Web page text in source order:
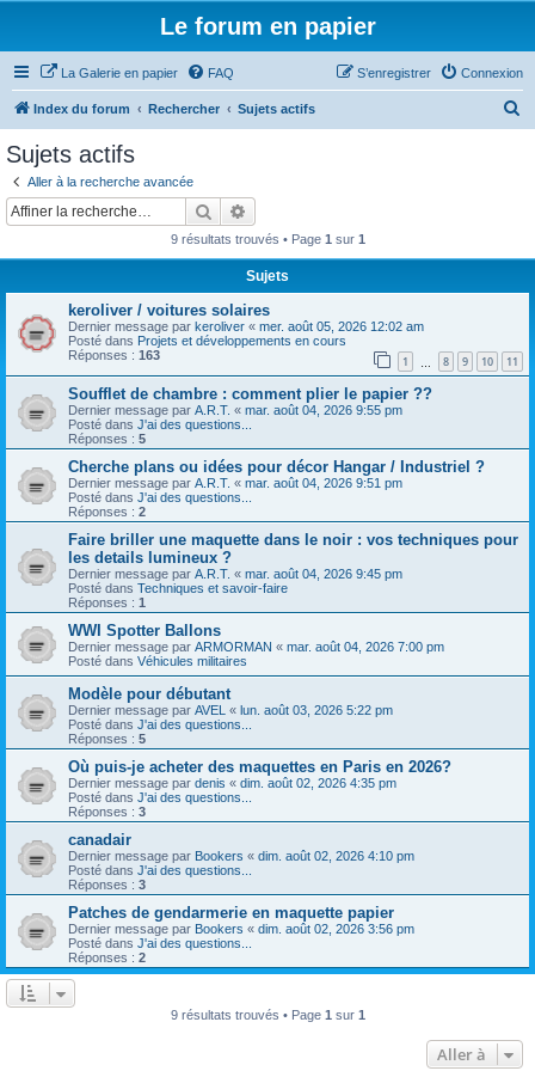
Le forum en papier
La Galerie en papier FAQ Connexion
S’enregistrer
Index du forum Rechercher Sujets actifs
Sujets actifs
Aller à la recherche avancée
Rechercher
9 résultats trouvés • Page 1 sur 1
Sujets
keroliver / voitures solaires
Dernier message par keroliver « mer. août 05, 2026 12:02 am
Posté dans Projets et développements en cours
Réponses : 163 1 8 9 10 11
Soufflet de chambre : comment plier le papier ??
Dernier message par A.R.T. « mar. août 04, 2026 9:55 pm
Posté dans J'ai des questions...
Réponses : 5
Cherche plans ou idées pour décor Hangar / Industriel ?
Dernier message par A.R.T. « mar. août 04, 2026 9:51 pm
Posté dans J'ai des questions...
Réponses : 2
Faire briller une maquette dans le noir : vos techniques pour
les details lumineux ?
Dernier message par A.R.T. « mar. août 04, 2026 9:45 pm
Posté dans Techniques et savoir-faire
Réponses : 1
WWI Spotter Ballons
Dernier message par ARMORMAN « mar. août 04, 2026 7:00 pm
Posté dans Véhicules militaires
Modèle pour débutant
Dernier message par AVEL « lun. août 03, 2026 5:22 pm
Posté dans J'ai des questions...
Réponses : 5
Où puis-je acheter des maquettes en Paris en 2026?
Dernier message par denis « dim. août 02, 2026 4:35 pm
Posté dans J'ai des questions...
Réponses : 3
canadair
Dernier message par Bookers « dim. août 02, 2026 4:10 pm
Posté dans J'ai des questions...
Réponses : 3
Patches de gendarmerie en maquette papier
Dernier message par Bookers « dim. août 02, 2026 3:56 pm
Posté dans J'ai des questions...
Réponses : 2
9 résultats trouvés • Page 1 sur 1
Aller à